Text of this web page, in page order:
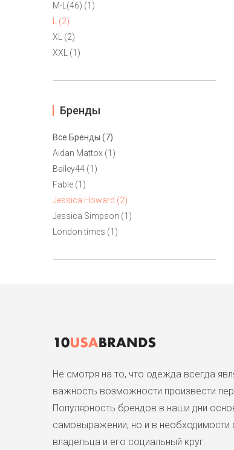
M-L(46) (1)
L (2)
XL (2)
XXL (1)
Бренды
Все Бренды (7)
Aidan Mattox (1)
Bailey44 (1)
Fable (1)
Jessica Howard (2)
Jessica Simpson (1)
London times (1)
Не смотря на то, что одежда всегда
важность возможности произвести
Популярность брендов в наши дни
самовыражении, но и в необходимости
владельца и его социальный круг.